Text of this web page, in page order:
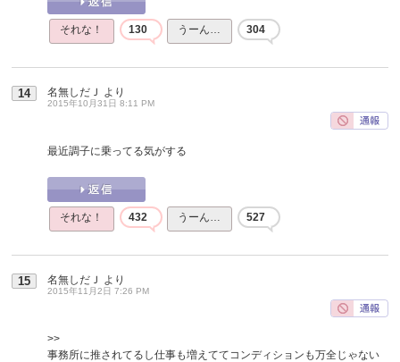
それな！ 130 うーん… 304
14 名無しだＪ より
2015年10月31日 8:11 PM
最近調子に乗ってる気がする
それな！ 432 うーん… 527
15 名無しだＪ より
2015年11月2日 7:26 PM
>>
事務所に推されてるし仕事も増えててコンディションも万全じゃない